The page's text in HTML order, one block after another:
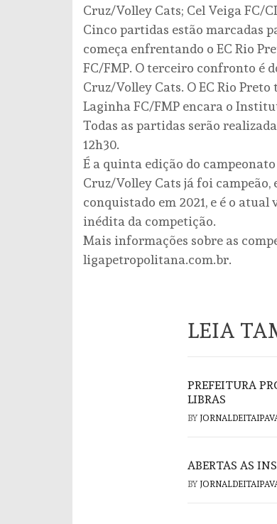
Cruz/Volley Cats; Cel Veiga FC/
Cinco partidas estão marcadas
começa enfrentando o EC Rio
FC/FMP. O terceiro confronto é
Cruz/Volley Cats. O EC Rio
Laginha FC/FMP encara o
Todas as partidas serão
12h30.
É a quinta edição do
Cruz/Volley Cats já foi campeão,
conquistado em 2021, e é o
inédita da competição.
Mais informações sobre as
ligapetropolitana.com.br.
LEIA
PREFEITURA
LIBRAS
BY
ABERTAS AS
BY